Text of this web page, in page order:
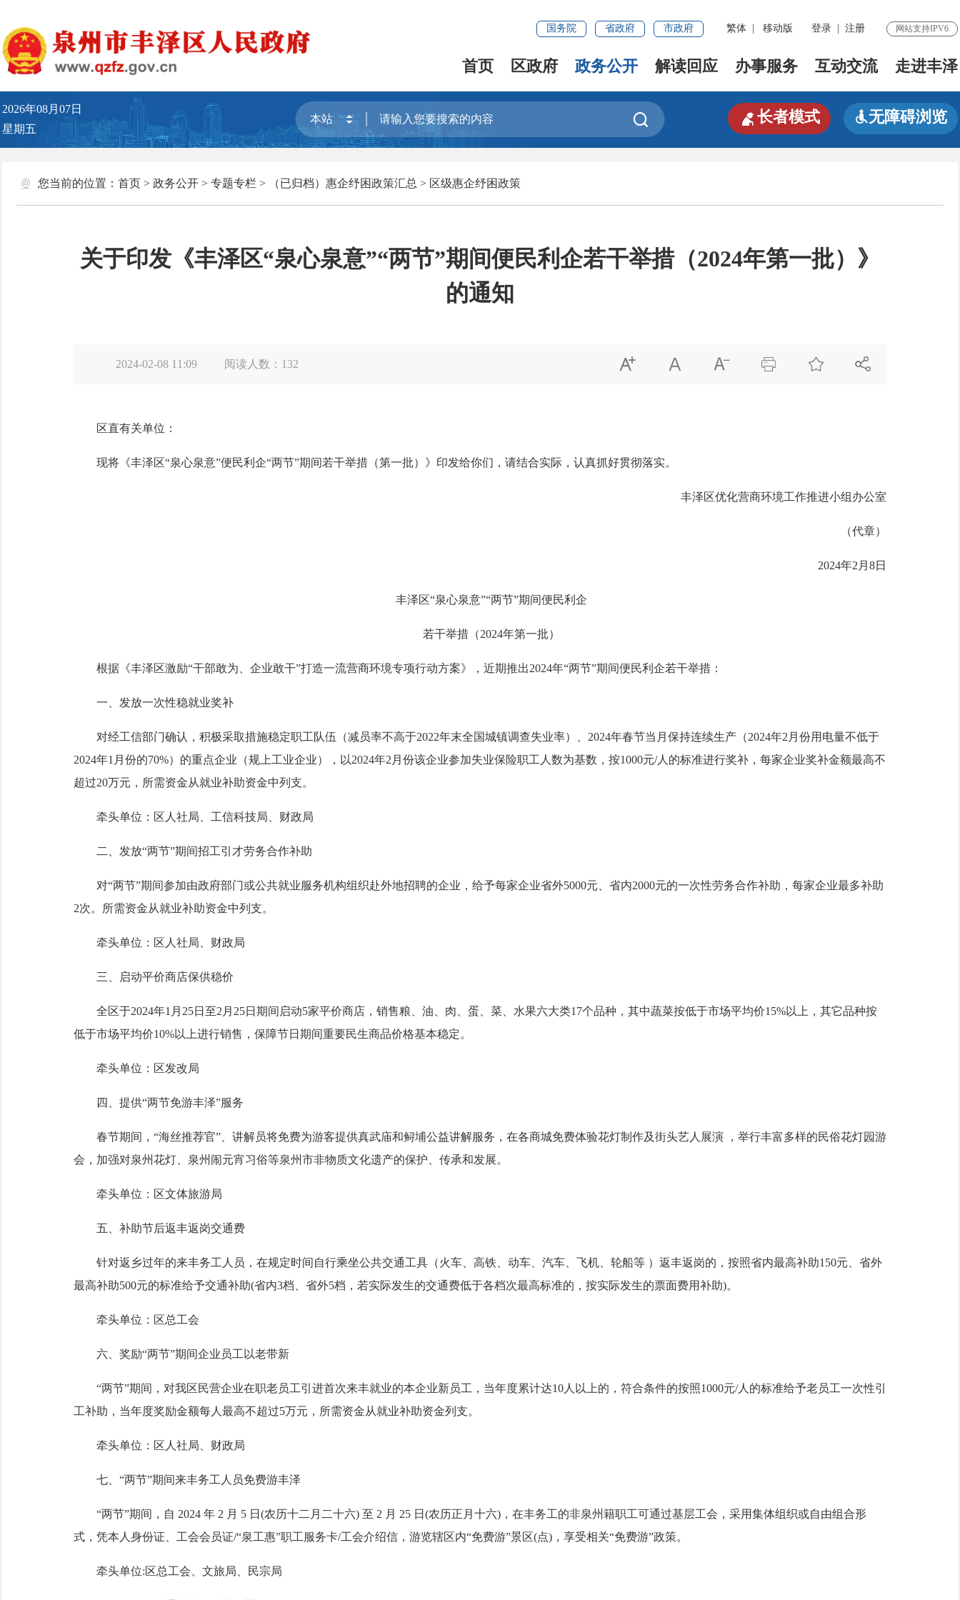
国务院 省政府 市政府 繁体 移动版 登录 注册 网站支持IPV6
首页 区政府 政务公开 解读回应 办事服务 互动交流 走进丰泽
2026年08月07日
星期五
 长者模式 无障碍浏览
您当前的位置： 首页> 政务公开> 专题专栏 > （已归档）惠企纾困政策汇总 > 区级惠企纾困政策
关于印发《丰泽区“泉心泉意”“两节”期间便民利企若干举措（2024年第一批）》
的通知
2024-02-08 11:09 阅读人数： 132      
区直有关单位：
现将《丰泽区“泉心泉意”便民利企“两节”期间若干举措（第一批）》印发给你们，请结合实际，认真抓好贯彻落实。
丰泽区优化营商环境工作推进小组办公室
（代章）
2024年2月8日
丰泽区“泉心泉意”“两节”期间便民利企
若干举措（2024年第一批）
根据《丰泽区激励“干部敢为、企业敢干”打造一流营商环境专项行动方案》，近期推出2024年“两节”期间便民利企若干举措：
一、发放一次性稳就业奖补
对经工信部门确认，积极采取措施稳定职工队伍（减员率不高于2022年末全国城镇调查失业率）、2024年春节当月保持连续生产（2024年2月份用电量不低于
2024年1月份的70%）的重点企业（规上工业企业），以2024年2月份该企业参加失业保险职工人数为基数，按1000元/人的标准进行奖补，每家企业奖补金额最高不
超过20万元，所需资金从就业补助资金中列支。
牵头单位：区人社局、工信科技局、财政局
二、发放“两节”期间招工引才劳务合作补助
对“两节”期间参加由政府部门或公共就业服务机构组织赴外地招聘的企业，给予每家企业省外5000元、省内2000元的一次性劳务合作补助，每家企业最多补助
2次。所需资金从就业补助资金中列支。
牵头单位：区人社局、财政局
三、启动平价商店保供稳价
全区于2024年1月25日至2月25日期间启动5家平价商店，销售粮、油、肉、蛋、菜、水果六大类17个品种，其中蔬菜按低于市场平均价15%以上，其它品种按
低于市场平均价10%以上进行销售，保障节日期间重要民生商品价格基本稳定。
牵头单位：区发改局
四、提供“两节免游丰泽”服务
春节期间，“海丝推荐官”、讲解员将免费为游客提供真武庙和鲟埔公益讲解服务，在各商城免费体验花灯制作及街头艺人展演 ，举行丰富多样的民俗花灯园游
会，加强对泉州花灯、泉州闹元宵习俗等泉州市非物质文化遗产的保护、传承和发展。
牵头单位：区文体旅游局
五、补助节后返丰返岗交通费
针对返乡过年的来丰务工人员，在规定时间自行乘坐公共交通工具（火车、高铁、动车、汽车、飞机、轮船等 ）返丰返岗的，按照省内最高补助150元、省外
最高补助500元的标准给予交通补助(省内3档、省外5档，若实际发生的交通费低于各档次最高标准的，按实际发生的票面费用补助)。
牵头单位：区总工会
六、奖励“两节”期间企业员工以老带新
“两节”期间，对我区民营企业在职老员工引进首次来丰就业的本企业新员工，当年度累计达10人以上的，符合条件的按照1000元/人的标准给予老员工一次性引
工补助，当年度奖励金额每人最高不超过5万元，所需资金从就业补助资金列支。
牵头单位：区人社局、财政局
七、“两节”期间来丰务工人员免费游丰泽
“两节”期间，自 2024 年 2 月 5 日(农历十二月二十六) 至 2 月 25 日(农历正月十六)，在丰务工的非泉州籍职工可通过基层工会，采用集体组织或自由组合形
式，凭本人身份证、工会会员证/“泉工惠”职工服务卡/工会介绍信，游览辖区内“免费游”景区(点)，享受相关“免费游”政策。
牵头单位:区总工会、文旅局、民宗局